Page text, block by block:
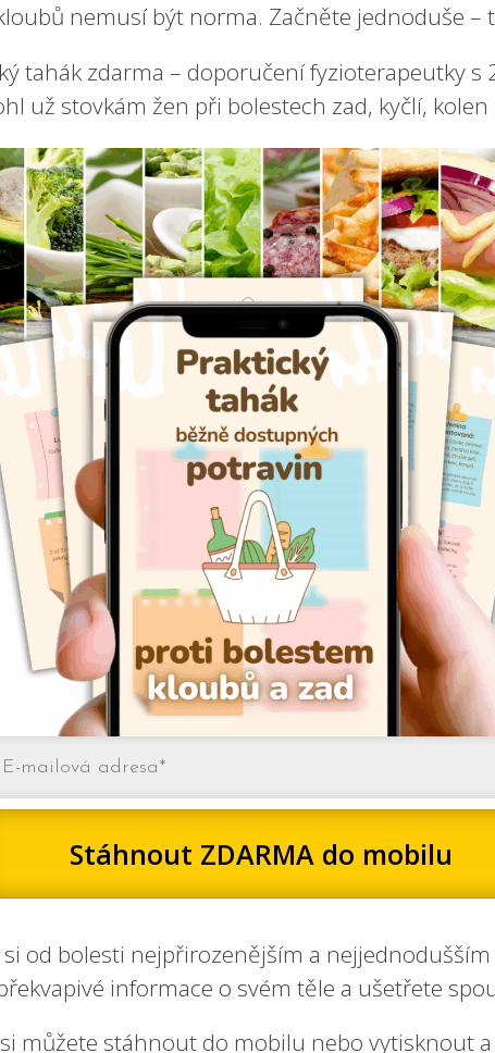
nemusí být norma. Začněte jednoduše –
tahák zdarma – doporučení fyzioterapeutky s
už stovkám žen při bolestech zad, kyčlí, kolen
Stáhnout ZDARMA do mobilu
od bolesti nejpřirozenějším a nejjednodušším
informace o svém těle a ušetřete
můžete stáhnout do mobilu nebo vytisknout